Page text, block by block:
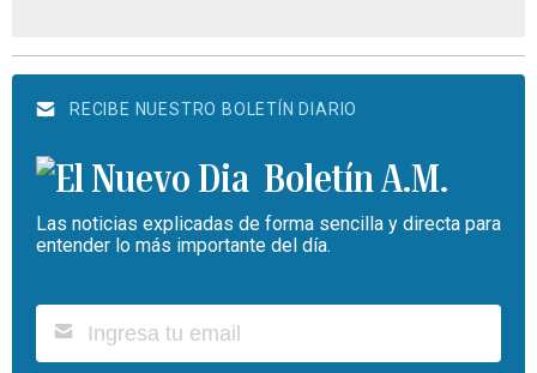
RECIBE NUESTRO BOLETÍN DIARIO
Boletín A.M.
Las noticias explicadas de forma sencilla y directa para
entender lo más importante del día.